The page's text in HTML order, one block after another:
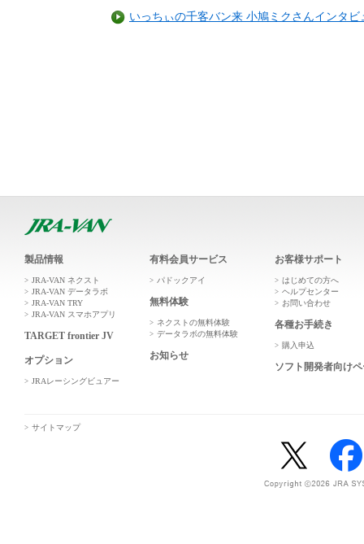
いっちぃの千客バン来 小鳩ミクさんインタビ
製品情報
JRA-VAN ネクスト
JRA-VAN データラボ
JRA-VAN TRY
JRA-VAN スマホアプリ
TARGET frontier JV
オプション
JRAレーシングビュアー
有料会員サービス
パドックアイ
無料体験
ネクストの無料体験
データラボの無料体験
お知らせ
お客様サポート
はじめての方へ
ヘルプセンター
お問い合わせ
各種お手続き
購入申込
ソフト開発者向け
サイトマップ